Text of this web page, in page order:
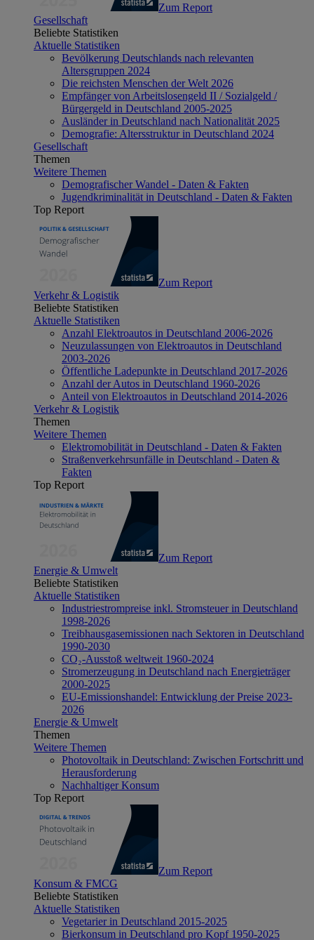
Zum Report
Gesellschaft
Beliebte Statistiken
Aktuelle Statistiken
Bevölkerung Deutschlands nach relevanten
Altersgruppen 2024
Die reichsten Menschen der Welt 2026
Empfänger von Arbeitslosengeld II / Sozialgeld /
Bürgergeld in Deutschland 2005-2025
Ausländer in Deutschland nach Nationalität 2025
Demografie: Altersstruktur in Deutschland 2024
Gesellschaft
Themen
Weitere Themen
Demografischer Wandel - Daten & Fakten
Jugendkriminalität in Deutschland - Daten & Fakten
Top Report
Zum Report
Verkehr & Logistik
Beliebte Statistiken
Aktuelle Statistiken
Anzahl Elektroautos in Deutschland 2006-2026
Neuzulassungen von Elektroautos in Deutschland
2003-2026
Öffentliche Ladepunkte in Deutschland 2017-2026
Anzahl der Autos in Deutschland 1960-2026
Anteil von Elektroautos in Deutschland 2014-2026
Verkehr & Logistik
Themen
Weitere Themen
Elektromobilität in Deutschland - Daten & Fakten
Straßenverkehrsunfälle in Deutschland - Daten &
Fakten
Top Report
Zum Report
Energie & Umwelt
Beliebte Statistiken
Aktuelle Statistiken
Industriestrompreise inkl. Stromsteuer in Deutschland
1998-2026
Treibhausgasemissionen nach Sektoren in Deutschland
1990-2030
CO₂-Ausstoß weltweit 1960-2024
Stromerzeugung in Deutschland nach Energieträger
2000-2025
EU-Emissionshandel: Entwicklung der Preise 2023-
2026
Energie & Umwelt
Themen
Weitere Themen
Photovoltaik in Deutschland: Zwischen Fortschritt und
Herausforderung
Nachhaltiger Konsum
Top Report
Zum Report
Konsum & FMCG
Beliebte Statistiken
Aktuelle Statistiken
Vegetarier in Deutschland 2015-2025
Bierkonsum in Deutschland pro Kopf 1950-2025